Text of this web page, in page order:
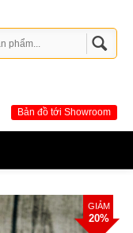
Bản đồ tới Showroom
GIẢM
20%